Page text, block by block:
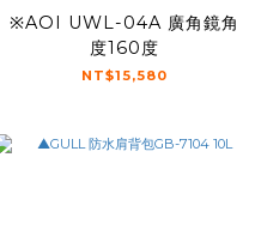
※AOI UWL-04A 廣角鏡角
度160度
NT$15,580